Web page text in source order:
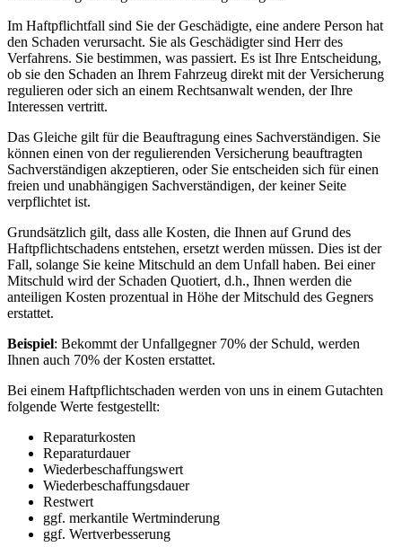
Im Haftpflichtfall sind Sie der Geschädigte, eine andere Person hat
den Schaden verursacht. Sie als Geschädigter sind Herr des
Verfahrens. Sie bestimmen, was passiert. Es ist Ihre Entscheidung,
ob sie den Schaden an Ihrem Fahrzeug direkt mit der Versicherung
regulieren oder sich an einem Rechtsanwalt wenden, der Ihre
Interessen vertritt.
Das Gleiche gilt für die Beauftragung eines Sachverständigen. Sie
können einen von der regulierenden Versicherung beauftragten
Sachverständigen akzeptieren, oder Sie entscheiden sich für einen
freien und unabhängigen Sachverständigen, der keiner Seite
verpflichtet ist.
Grundsätzlich gilt, dass alle Kosten, die Ihnen auf Grund des
Haftpflichtschadens entstehen, ersetzt werden müssen. Dies ist der
Fall, solange Sie keine Mitschuld an dem Unfall haben. Bei einer
Mitschuld wird der Schaden Quotiert, d.h., Ihnen werden die
anteiligen Kosten prozentual in Höhe der Mitschuld des Gegners
erstattet.
Beispiel: Bekommt der Unfallgegner 70% der Schuld, werden
Ihnen auch 70% der Kosten erstattet.
Bei einem Haftpflichtschaden werden von uns in einem Gutachten
folgende Werte festgestellt:
Reparaturkosten
Reparaturdauer
Wiederbeschaffungswert
Wiederbeschaffungsdauer
Restwert
ggf. merkantile Wertminderung
ggf. Wertverbesserung